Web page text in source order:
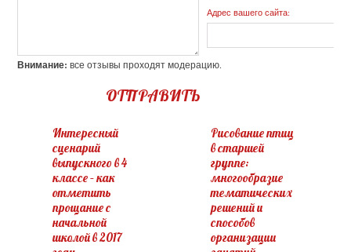
Адрес вашего сайта:
Внимание: все отзывы проходят модерацию.
ОТПРАВИТЬ
Интересный
сценарий
выпускного в 4
классе – как
отметить
прощание с
начальной
школой в 2017
Рисование птиц
в старшей
группе:
многообразие
тематических
решений и
способов
организации